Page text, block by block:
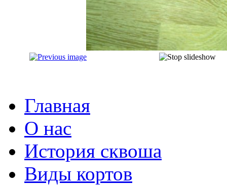
Главная
О нас
История сквоша
Виды кортов